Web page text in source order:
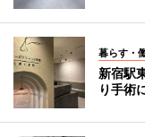
暮らす・
新宿駅
り手術